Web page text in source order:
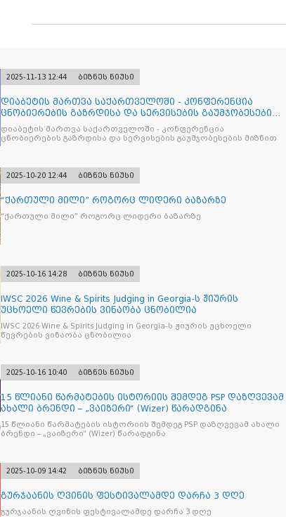
2025-11-13 12:44 ბიზნეს ნიუსი
დიაბეტის მართვა საქართველოში - კონფერენცია
ცნობიერების გაზრდისა და სერვისების გაუმჯობესების
მიზნით
დიაბეტის მართვა საქართველოში - კონფერენცია
ცნობიერების გაზრდისა და სერვისების გაუმჯობესების მიზნით
2025-10-20 12:44 ბიზნეს ნიუსი
“ქართული მილი” როგორც ლიდერი ბაზარზე
“ქართული მილი” როგორც ლიდერი ბაზარზე
2025-10-16 14:28 ბიზნეს ნიუსი
IWSC 2026 Wine & Spirits Judging in Georgia-ს ჟიურის
უცხოელი წევრების ვინაობა ცნობილია
IWSC 2026 Wine & Spirits Judging in Georgia-ს ჟიურის უცხოელი
წევრების ვინაობა ცნობილია
2025-10-16 10:40 ბიზნეს ნიუსი
15 წლიანი წარმატების ისტორიის შემდეგ PSP დაზღვევამ
ახალი ბრენდი – „ვაიზერი“ (Wizer) წარადგინა
15 წლიანი წარმატების ისტორიის შემდეგ PSP დაზღვევამ ახალი
ბრენდი – „ვაიზერი“ (Wizer) წარადგინა
2025-10-09 14:42 ბიზნეს ნიუსი
გურჯაანის ღვინის ფესტივალამდე დარჩა 3 დღე
გურჯაანის ღვინის ფესტივალამდე დარჩა 3 დღე